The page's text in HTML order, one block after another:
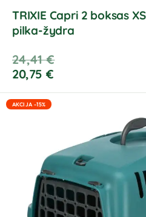
TRIXIE Capri 2 boksas
pilka-žydra
24,41€
20,75 €
AKCIJA -15%